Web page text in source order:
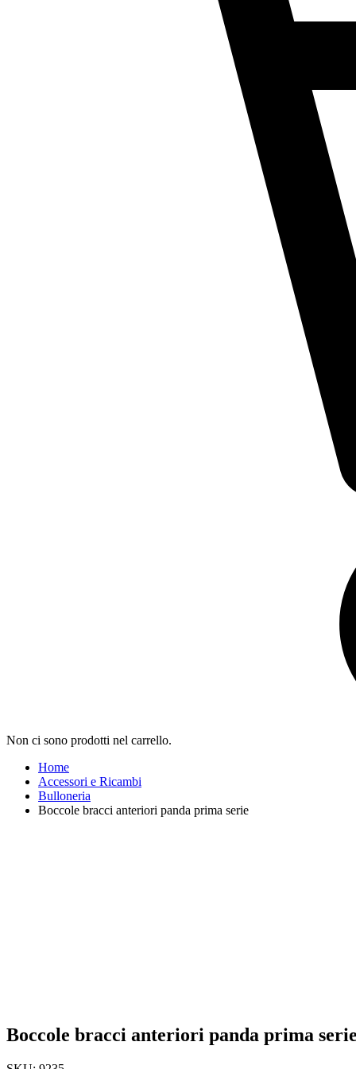
Non ci sono prodotti nel carrello.
Home
Accessori e Ricambi
Bulloneria
Boccole bracci anteriori panda prima serie
Boccole bracci anteriori panda prima